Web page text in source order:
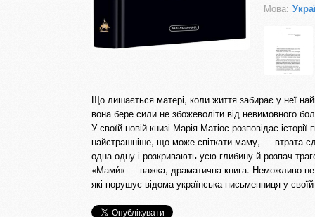
Мова:
Що лишається матері, коли життя забирає у неї
вона бере сили не збожеволіти від невимовного
У своїй новій книзі Марія Матіос розповідає
найстрашніше, що може спіткати маму, — втрата
одна одну і розкривають усю глибину й розпач
«Мами́» — важка, драматична книга. Неможливо не
які порушує відома українська письменниця у своїй